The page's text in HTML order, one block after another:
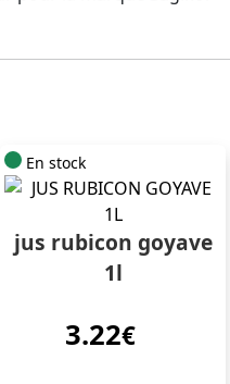
En stock
jus rubicon goyave
1l
3.22€